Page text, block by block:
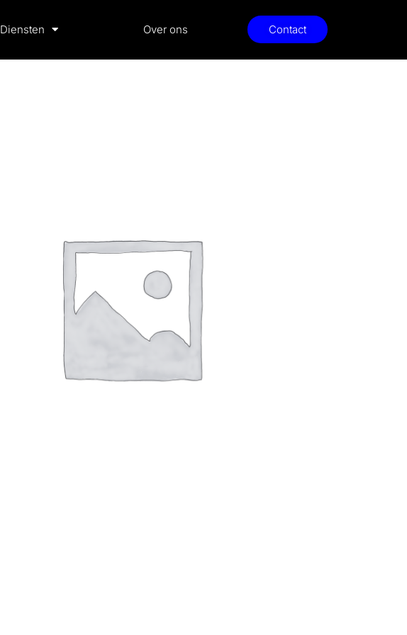
Diensten Over ons Contact